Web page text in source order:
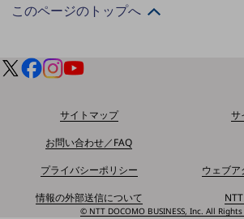
運輸業
地域産業
ゲーム感覚で見つける
ビジネスお悩み診断
NTTドコモビジネス
オンラインショップ
モバイル・ICTサービスをオンラインで
このページのトップへ
サイトマップ
サ
お問い合わせ／FAQ
プライバシーポリシー
ウェブ
情報の外部送信について
© NTT DOCOMO BUSINESS, Inc. All